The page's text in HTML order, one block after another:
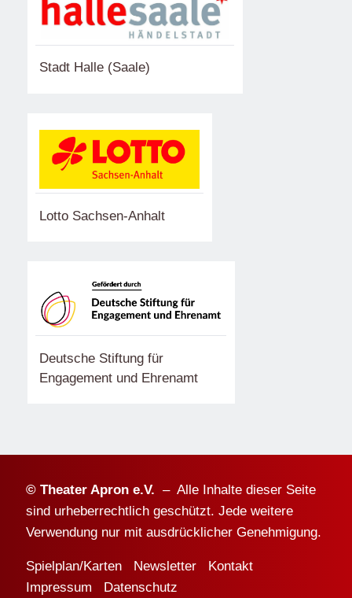
Stadt Halle (Saale)
Lotto Sachsen-Anhalt
Deutsche Stiftung für
Engagement und Ehrenamt
© Theater Apron e.V. – Alle Inhalte dieser Seite
sind urheberrechtlich geschützt. Jede weitere
Verwendung nur mit ausdrücklicher Genehmigung.
Spielplan/Karten Newsletter
Kontakt
Impressum
Datenschutz